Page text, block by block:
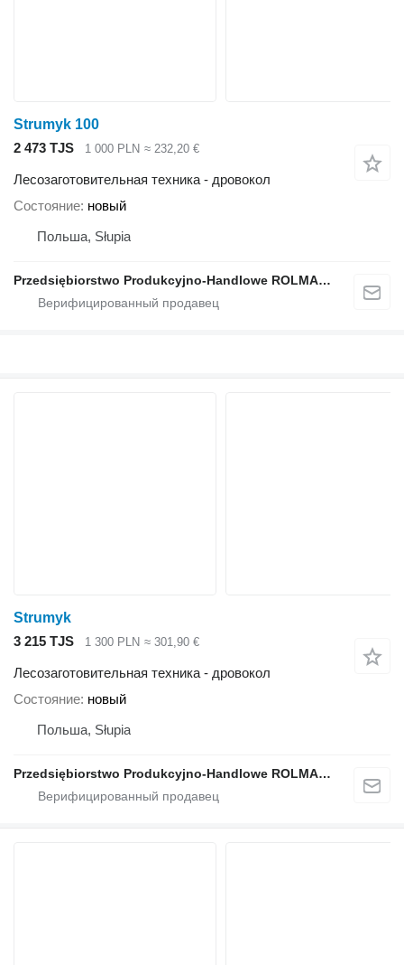
Strumyk 100
2 473 TJS
1 000 PLN ≈ 232,20 €
Лесозаготовительная техника - дровокол
Состояние новый
Польша, Słupia
Przedsiębiorstwo Produkcyjno-Handlowe ROLMAPOL Marcin Dziekan
Strumyk
3 215 TJS
1 300 PLN ≈ 301,90 €
Лесозаготовительная техника - дровокол
Состояние новый
Польша, Słupia
Przedsiębiorstwo Produkcyjno-Handlowe ROLMAPOL Marcin Dziekan